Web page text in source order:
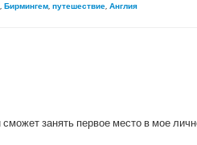
, Бирмингем, путешествие, Англия
занять первое место в мое